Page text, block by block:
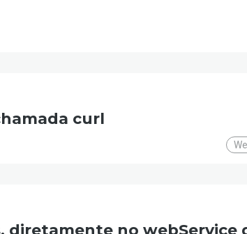
curl
diretamente no webService